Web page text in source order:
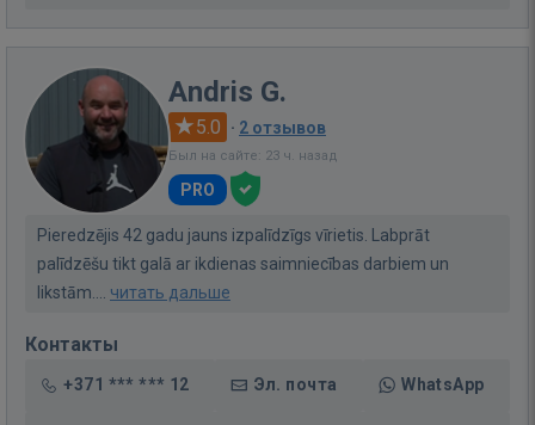
Andris G.
5.0 · 2 отзывов
Был на сайте: 23 ч. назад
PRO
Pieredzējis 42 gadu jauns izpalīdzīgs vīrietis. Labprāt
palīdzēšu tikt galā ar ikdienas saimniecības darbiem un
likstām.... читать дальше
Контакты
+371 *** *** 12 Эл. почта WhatsApp